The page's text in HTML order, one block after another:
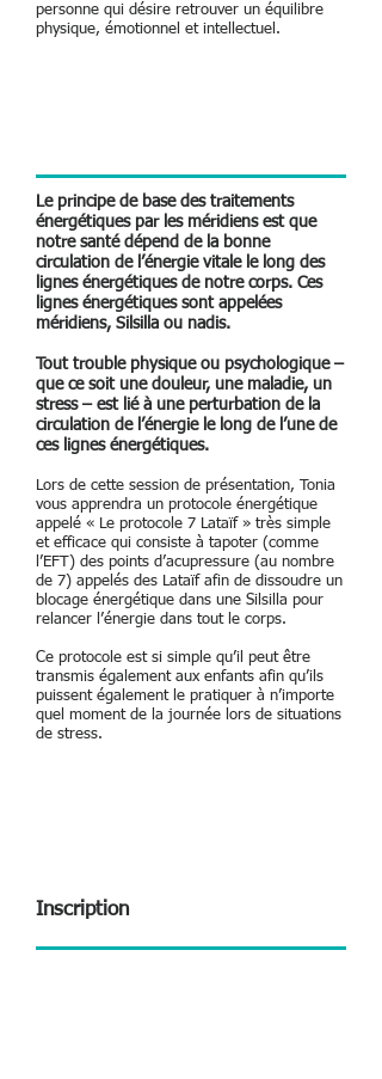
personne qui désire retrouver un équilibre
physique, émotionnel et intellectuel.
Le principe de base des traitements
énergétiques par les méridiens est que
notre santé dépend de la bonne
circulation de l’énergie vitale le long des
lignes énergétiques de notre corps. Ces
lignes énergétiques sont appelées
méridiens, Silsilla ou nadis.
Tout trouble physique ou psychologique –
que ce soit une douleur, une maladie, un
stress – est lié à une perturbation de la
circulation de l’énergie le long de l’une de
ces lignes énergétiques.
Lors de cette session de présentation, Tonia
vous apprendra un protocole énergétique
appelé « Le protocole 7 Lataïf » très simple
et efficace qui consiste à tapoter (comme
l’EFT) des points d’acupressure (au nombre
de 7) appelés des Lataïf afin de dissoudre un
blocage énergétique dans une Silsilla pour
relancer l’énergie dans tout le corps.
Ce protocole est si simple qu’il peut être
transmis également aux enfants afin qu’ils
puissent également le pratiquer à n’importe
quel moment de la journée lors de situations
de stress.
Inscription